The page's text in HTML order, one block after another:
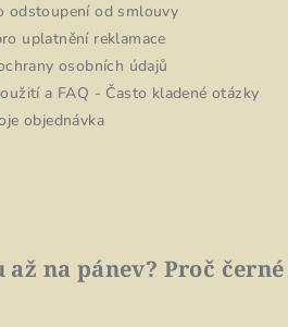
odstoupení od smlouvy
uplatnění reklamace
osobních údajů
a FAQ - Často kladené otázky
objednávka
až na pánev? Proč